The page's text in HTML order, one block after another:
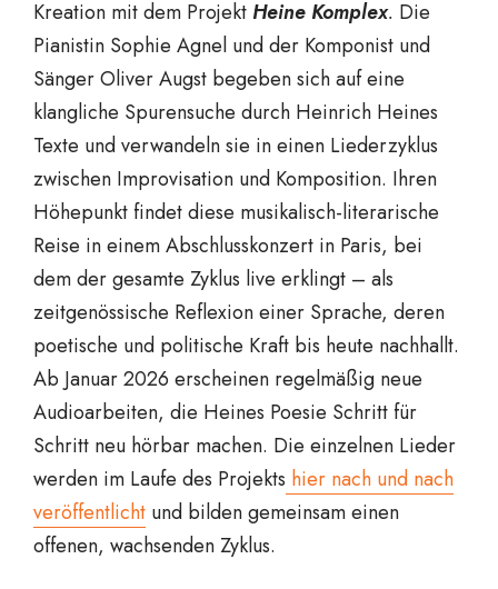
Kreation mit dem Projekt Heine Komplex. Die
Pianistin Sophie Agnel und der Komponist und
Sänger Oliver Augst begeben sich auf eine
klangliche Spurensuche durch Heinrich Heines
Texte und verwandeln sie in einen Liederzyklus
zwischen Improvisation und Komposition. Ihren
Höhepunkt findet diese musikalisch-literarische
Reise in einem Abschlusskonzert in Paris, bei
dem der gesamte Zyklus live erklingt – als
zeitgenössische Reflexion einer Sprache, deren
poetische und politische Kraft bis heute nachhallt.
Ab Januar 2026 erscheinen regelmäßig neue
Audioarbeiten, die Heines Poesie Schritt für
Schritt neu hörbar machen. Die einzelnen Lieder
werden im Laufe des Projekts hier nach und nach
veröffentlicht und bilden gemeinsam einen
offenen, wachsenden Zyklus.